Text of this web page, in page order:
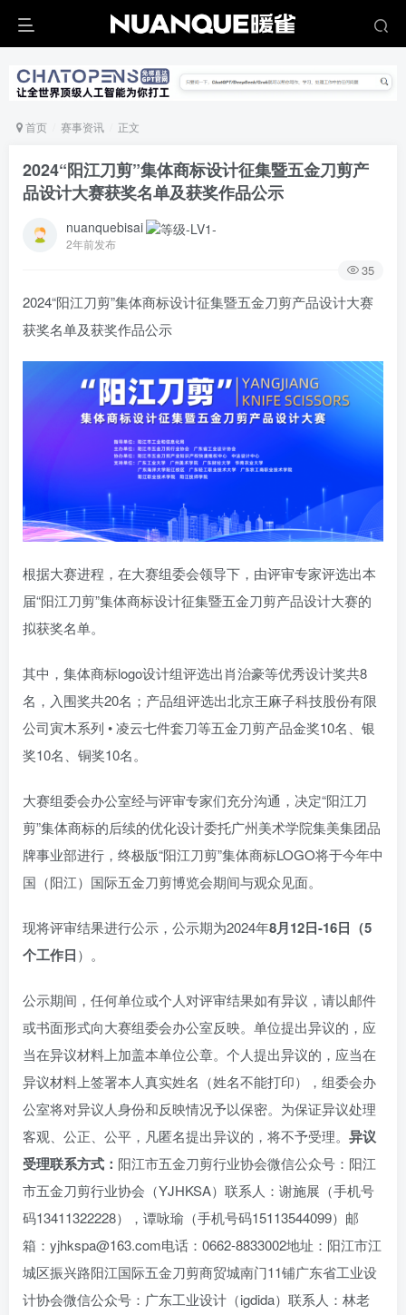
首页 赛事资讯 正文
2024“阳江刀剪”集体商标设计征集暨五金刀剪产
品设计大赛获奖名单及获奖作品公示
nuanquebisai
2年前发布
35
2024“阳江刀剪”集体商标设计征集暨五金刀剪产品设计大赛
获奖名单及获奖作品公示
根据大赛进程，在大赛组委会领导下，由评审专家评选出本
届“阳江刀剪”集体商标设计征集暨五金刀剪产品设计大赛的
拟获奖名单。
其中，集体商标logo设计组评选出肖治豪等优秀设计奖共8
名，入围奖共20名；产品组评选出北京王麻子科技股份有限
公司寅木系列 • 凌云七件套刀等五金刀剪产品金奖10名、银
奖10名、铜奖10名。
大赛组委会办公室经与评审专家们充分沟通，决定“阳江刀
剪”集体商标的后续的优化设计委托广州美术学院集美集团品
牌事业部进行，终极版“阳江刀剪”集体商标LOGO将于今年中
国（阳江）国际五金刀剪博览会期间与观众见面。
现将评审结果进行公示，公示期为2024年8月12日-16日（5
个工作日）。
公示期间，任何单位或个人对评审结果如有异议，请以邮件
或书面形式向大赛组委会办公室反映。单位提出异议的，应
当在异议材料上加盖本单位公章。个人提出异议的，应当在
异议材料上签署本人真实姓名（姓名不能打印），组委会办
公室将对异议人身份和反映情况予以保密。为保证异议处理
客观、公正、公平，凡匿名提出异议的，将不予受理。 异议
受理联系方式： 阳江市五金刀剪行业协会微信公众号：阳江
市五金刀剪行业协会（YJHKSA）联系人：谢施展（手机号
码13411322228），谭咏瑜（手机号码15113544099）邮
箱：yjhkspa@163.com电话：0662-8833002地址：阳江市江
城区振兴路阳江国际五金刀剪商贸城南门11铺广东省工业设
计协会微信公众号：广东工业设计（igdida）联系人：林老